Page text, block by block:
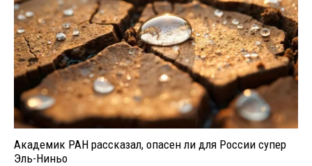
Академик РАН рассказал, опасен ли для России супер
Эль-Ниньо